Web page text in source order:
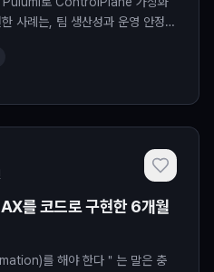
사례는, 팀 생산성과 운영 안정성
를 코드로 구현한 6개월
를 해야 한다＂는 말은 충